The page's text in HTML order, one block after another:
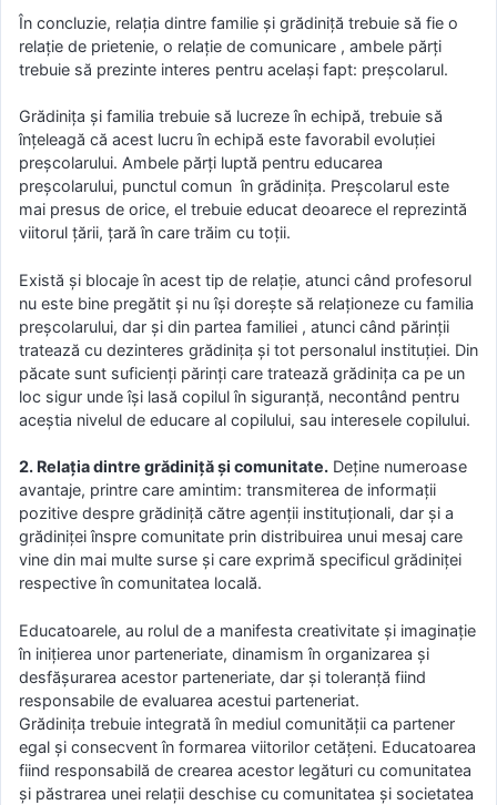
În concluzie, relația dintre familie și grădiniță trebuie să fie o
relație de prietenie, o relație de comunicare , ambele părți
trebuie să prezinte interes pentru același fapt: preșcolarul.
Grădinița și familia trebuie să lucreze în echipă, trebuie să
înțeleagă că acest lucru în echipă este favorabil evoluției
preșcolarului. Ambele părți luptă pentru educarea
preșcolarului, punctul comun în grădinița. Preșcolarul este
mai presus de orice, el trebuie educat deoarece el reprezintă
viitorul țării, țară în care trăim cu toții.
Există și blocaje în acest tip de relație, atunci când profesorul
nu este bine pregătit și nu își dorește să relaționeze cu familia
preșcolarului, dar și din partea familiei , atunci când părinții
tratează cu dezinteres grădinița și tot personalul instituției. Din
păcate sunt suficienți părinți care tratează grădinița ca pe un
loc sigur unde își lasă copilul în siguranță, necontând pentru
aceștia nivelul de educare al copilului, sau interesele copilului.
2. Relația dintre grădiniță și comunitate. Deține numeroase
avantaje, printre care amintim: transmiterea de informații
pozitive despre grădiniță către agenții instituționali, dar și a
grădiniței înspre comunitate prin distribuirea unui mesaj care
vine din mai multe surse și care exprimă specificul grădiniței
respective în comunitatea locală.
Educatoarele, au rolul de a manifesta creativitate și imaginație
în inițierea unor parteneriate, dinamism în organizarea și
desfășurarea acestor parteneriate, dar și toleranță fiind
responsabile de evaluarea acestui parteneriat.
Grădinița trebuie integrată în mediul comunității ca partener
egal și consecvent în formarea viitorilor cetățeni. Educatoarea
fiind responsabilă de crearea acestor legături cu comunitatea
și păstrarea unei relații deschise cu comunitatea și societatea